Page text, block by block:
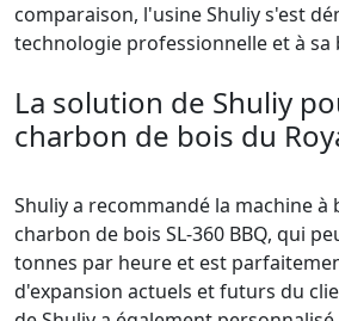
comparaison, l'usine Shuliy s'est
technologie professionnelle et à
La solution de Shuliy
charbon de bois du
Shuliy a recommandé la machine à
charbon de bois SL-360 BBQ, qui
tonnes par heure et est
d'expansion actuels et futurs du